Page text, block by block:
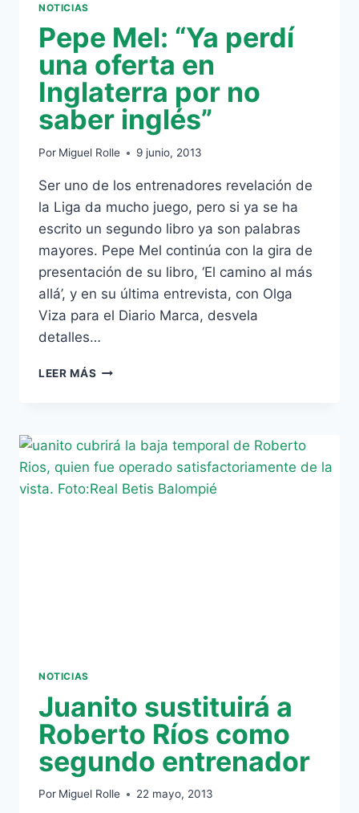
NOTICIAS
Pepe Mel: “Ya perdí
una oferta en
Inglaterra por no
saber inglés”
Por Miguel Rolle 9 junio, 2013
Ser uno de los entrenadores revelación de
la Liga da mucho juego, pero si ya se ha
escrito un segundo libro ya son palabras
mayores. Pepe Mel continúa con la gira de
presentación de su libro, ‘El camino al más
allá’, y en su última entrevista, con Olga
Viza para el Diario Marca, desvela
detalles…
LEER MÁS PEPE
UNA
OFERTA
EN
INGLATERRA
NOTICIAS
Juanito sustituirá a
Roberto Ríos como
segundo entrenador
Por Miguel Rolle 22 mayo, 2013